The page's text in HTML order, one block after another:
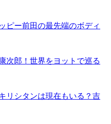
ピー前田の最先端のボディ
次郎！世界をヨットで巡る
リシタンは現在もいる？吉